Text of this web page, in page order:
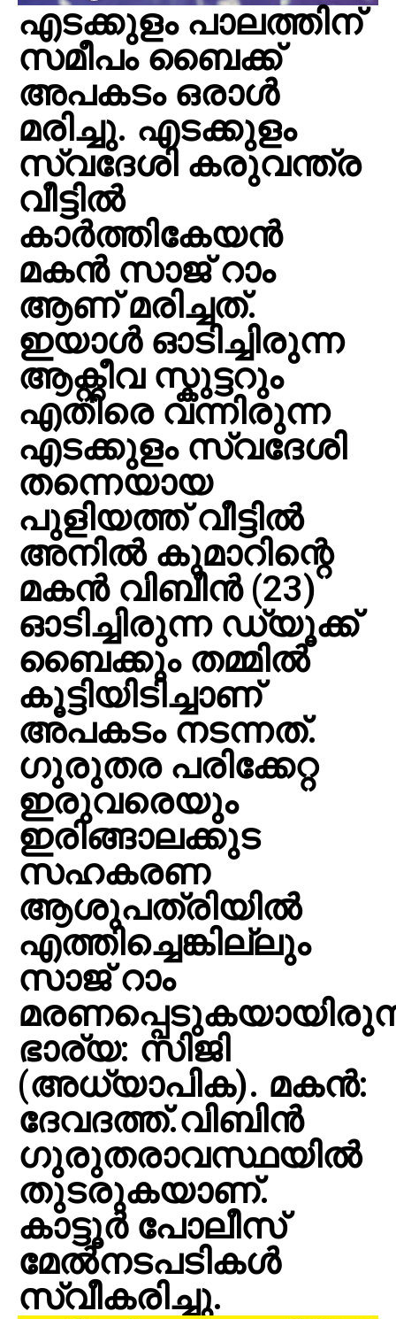
എടക്കുളം പാലത്തിന്
സമീപം ബൈക്ക്
അപകടം ഒരാൾ
മരിച്ചു. എടക്കുളം
സ്വദേശി കരുവന്ത്ര
വീട്ടിൽ
കാർത്തികേയൻ
മകൻ സാജ് റാം
ആണ് മരിച്ചത്.
ഇയാൾ ഓടിച്ചിരുന്ന
ആക്റ്റീവ സ്കുട്ടറും
എതിരെ വന്നിരുന്ന
എടക്കുളം സ്വദേശി
തന്നെയായ
പുളിയത്ത് വീട്ടിൽ
അനിൽ കുമാറിന്റെ
മകൻ വിബീൻ (23)
ഓടിച്ചിരുന്ന ഡ്യൂക്ക്
ബൈക്കും തമ്മിൽ
കൂട്ടിയിടിച്ചാണ്
അപകടം നടന്നത്.
ഗുരുതര പരിക്കേറ്റ
ഇരുവരെയും
ഇരിങ്ങാലക്കുട
സഹകരണ
ആശുപത്രിയിൽ
എത്തിച്ചെങ്കില്ലും
സാജ് റാം
ഭാര്യ: സിജി
(അധ്യാപിക). മകന്‍:
ദേവദത്ത്.വിബിൻ
ഗുരുതരാവസ്ഥയിൽ
തുടരുകയാണ്.
കാട്ടൂർ പോലീസ്
മേൽനടപടികൾ
സ്വീകരിച്ചു.